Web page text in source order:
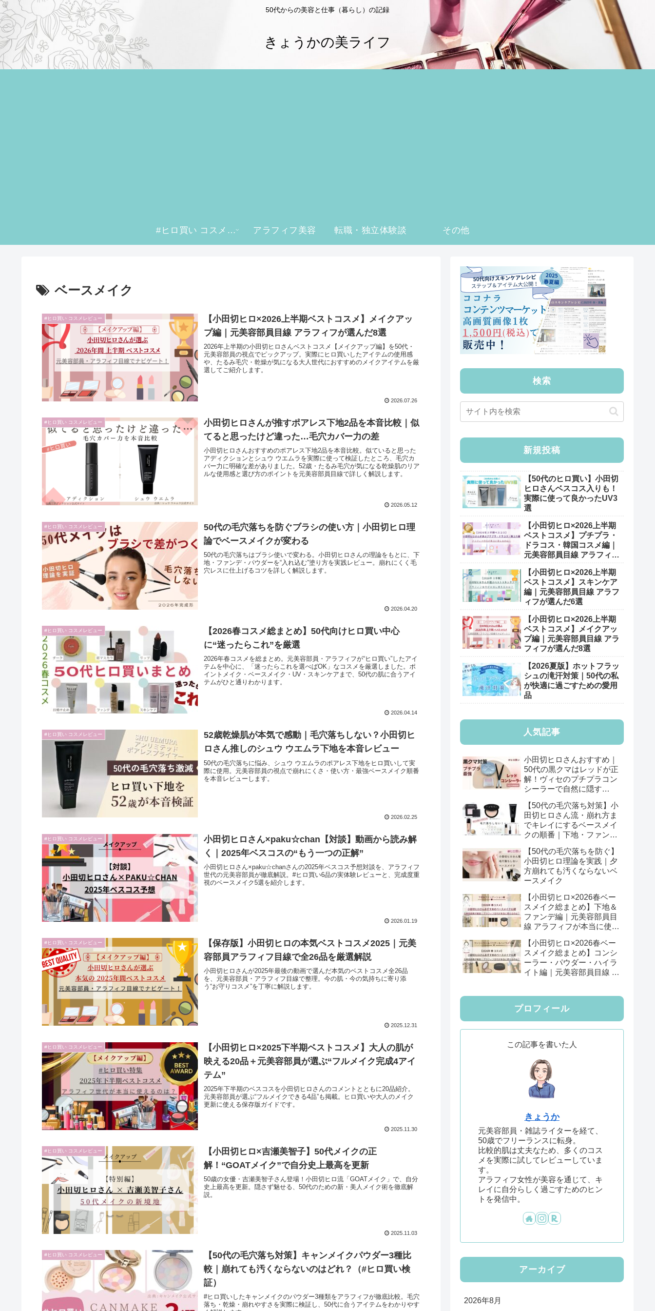
50代からの美容と仕事（暮らし）の記録
きょうかの美ライフ
#ヒロ買い コスメレビュー アラフィフ美容 転職・独立体験談 その他
ベースメイク
#ヒロ買い コスメレビュー
【小田切ヒロ×2026上半期ベストコスメ】メイクアッ
プ編｜元美容部員目線 アラフィフが選んだ8選
2026年上半期の小田切ヒロさんベストコスメ【メイクアップ編】を50代・
元美容部員の視点でピックアップ。実際にヒロ買いしたアイテムの使用感
や、たるみ毛穴・乾燥が気になる大人世代におすすめのメイクアイテムを厳
選してご紹介します。
2026.07.26
#ヒロ買い コスメレビュー
小田切ヒロさんが推すポアレス下地2品を本音比較｜似
てると思ったけど違った…毛穴カバー力の差
小田切ヒロさんおすすめのポアレス下地2品を本音比較。似ていると思った
アディクションとシュウ ウエムラを実際に使って検証したところ、毛穴カ
バー力に明確な差がありました。52歳・たるみ毛穴が気になる乾燥肌のリア
ルな使用感と選び方のポイントを元美容部員目線で詳しく解説します。
2026.05.12
#ヒロ買い コスメレビュー
50代の毛穴落ちを防ぐブラシの使い方｜小田切ヒロ理
論でベースメイクが変わる
50代の毛穴落ちはブラシ使いで変わる。小田切ヒロさんの理論をもとに、下
地・ファンデ・パウダーを“入れ込む”塗り方を実践レビュー。崩れにくく毛
穴レスに仕上げるコツを詳しく解説します。
2026.04.20
#ヒロ買い コスメレビュー
【2026春コスメ総まとめ】50代向けヒロ買い中心
に“迷ったらこれ”を厳選
2026年春コスメを総まとめ。元美容部員・アラフィフが“ヒロ買い”したアイ
テムを中心に、「迷ったらこれを選べばOK」なコスメを厳選しました。ポ
イントメイク・ベースメイク・UV・スキンケアまで、50代の肌に合うアイ
テムがひと通りわかります。
2026.04.14
#ヒロ買い コスメレビュー
52歳乾燥肌が本気で感動｜毛穴落ちしない？小田切ヒ
ロさん推しのシュウ ウエムラ下地を本音レビュー
50代の毛穴落ちに悩み、シュウ ウエムラのポアレス下地をヒロ買いして実
際に使用。元美容部員の視点で崩れにくさ・使い方・最強ベースメイク順番
を本音レビューします。
2026.02.25
#ヒロ買い コスメレビュー
小田切ヒロさん×paku☆chan【対談】動画から読み解
く｜2025年ベスコスの“もう一つの正解”
小田切ヒロさん×paku☆chanさんの2025年ベスコス予想対談を、アラフィフ
世代の元美容部員が徹底解説。#ヒロ買い6品の実体験レビューと、完成度重
視のベースメイク5選を紹介します。
2026.01.19
#ヒロ買い コスメレビュー
【保存版】小田切ヒロの本気ベストコスメ2025｜元美
容部員アラフィフ目線で全26品を厳選解説
小田切ヒロさんが2025年最後の動画で選んだ本気のベストコスメ全26品
を、元美容部員・アラフィフ目線で整理。今の肌・今の気持ちに寄り添
う“お守りコスメ”を丁寧に解説します。
2025.12.31
#ヒロ買い コスメレビュー
【小田切ヒロ×2025下半期ベストコスメ】大人の肌が
映える20品＋元美容部員が選ぶ“フルメイク完成4アイ
テム”
2025年下半期のベスコスを小田切ヒロさんのコメントとともに20品紹介。
元美容部員が選ぶ“フルメイクできる4品”も掲載。ヒロ買いや大人のメイク
更新に使える保存版ガイドです。
2025.11.30
#ヒロ買い コスメレビュー
【小田切ヒロ×吉瀬美智子】50代メイクの正
解！“GOATメイク”で自分史上最高を更新
50歳の女優・吉瀬美智子さん登場！小田切ヒロ流「GOATメイク」で、自分
史上最高を更新。隠さず魅せる、50代のための新・美人メイク術を徹底解
説。
2025.11.03
#ヒロ買い コスメレビュー
【50代の毛穴落ち対策】キャンメイクパウダー3種比
較｜崩れても汚くならないのはどれ？（#ヒロ買い検
証）
#ヒロ買いしたキャンメイクのパウダー3種類をアラフィフが徹底比較。毛穴
落ち・乾燥・崩れやすさを実際に検証し、50代に合うアイテムをわかりやす
検索
新規投稿
【50代のヒロ買い】小田切
ヒロさんベスコス入りも！
実際に使って良かったUV3
選
【小田切ヒロ×2026上半期
ベストコスメ】プチプラ・
ドラコス・韓国コスメ編｜
元美容部員目線 アラフィフ
【小田切ヒロ×2026上半期
ベストコスメ】スキンケア
編｜元美容部員目線 アラフ
ィフが選んだ6選
【小田切ヒロ×2026上半期
ベストコスメ】メイクアッ
プ編｜元美容部員目線 アラ
フィフが選んだ8選
【2026夏版】ホットフラッ
シュの滝汗対策｜50代の私
が快適に過ごすための愛用
品
人気記事
小田切ヒロさんおすすめ｜
50代の黒クマはレッドが正
解！ヴィセのプチプラコン
シーラーで自然に隠す
【50代の毛穴落ち対策】小
田切ヒロさん流・崩れ方ま
でキレイにするベースメイ
クの順番｜下地・ファン
【50代の毛穴落ちを防ぐ】
小田切ヒロ理論を実践｜夕
方崩れても汚くならないベ
ースメイク
【小田切ヒロ×2026春ベー
スメイク総まとめ】下地＆
ファンデ編｜元美容部員目
線 アラフィフが本当に使え
【小田切ヒロ×2026春ベー
スメイク総まとめ】コンシ
ーラー・パウダー・ハイラ
イト編｜元美容部員目線 ア
プロフィール
この記事を書いた人
きょうか
元美容部員・雑誌ライターを経て、
50歳でフリーランスに転身。
比較的肌は丈夫なため、多くのコス
メを実際に試してレビューしていま
す。
アラフィフ女性が美容を通じて、キ
レイに自分らしく過ごすためのヒン
トを発信中。
アーカイブ
2026年8月